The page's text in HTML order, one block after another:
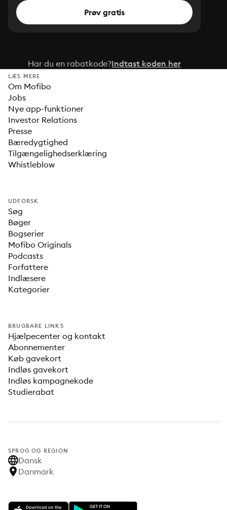
Prøv gratis
Har du en rabatkode?Indtast koden her
LÆS MERE
Om Mofibo
Jobs
Nye app-funktioner
Investor Relations
Presse
Bæredygtighed
Tilgængelighedserklæring
Whistleblow
UDFORSK
Søg
Bøger
Bogserier
Mofibo Originals
Podcasts
Forfattere
Indlæsere
Kategorier
BRUGBARE LINKS
Hjælpecenter og kontakt
Abonnementer
Køb gavekort
Indløs gavekort
Indløs kampagnekode
Studierabat
SPROG OG REGION
Dansk
Danmark